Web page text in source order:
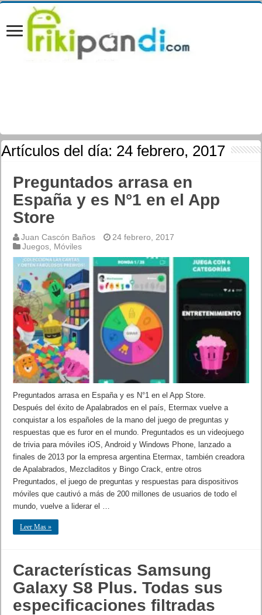
Artículos del día: 24 febrero, 2017
Preguntados arrasa en
España y es N°1 en el App
Store
Juan Cascón Baños
24 febrero, 2017
Juegos Móviles
Preguntados arrasa en España y es N°1 en el App Store.
Después del éxito de Apalabrados en el país, Etermax vuelve a
conquistar a los españoles de la mano del juego de preguntas y
respuestas que es furor en el mundo. Preguntados es un videojuego
de trivia para móviles iOS, Android y Windows Phone, lanzado a
finales de 2013 por la empresa argentina Etermax, también creadora
de Apalabrados, Mezcladitos y Bingo Crack, entre otros
Preguntados, el juego de preguntas y respuestas para dispositivos
móviles que cautivó a más de 200 millones de usuarios de todo el
mundo, vuelve a liderar el …
Leer Mas »
Características Samsung
Galaxy S8 Plus. Todas sus
especificaciones filtradas